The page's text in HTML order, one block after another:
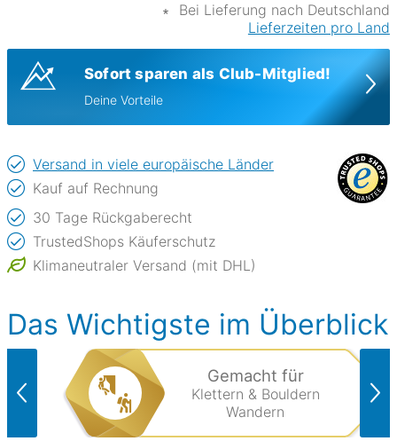
∗
Bei Lieferung nach Deutschland
Lieferzeiten pro Land
Sofort sparen als Club-Mitglied!
Deine Vorteile
Versand in viele europäische Länder
Kauf auf Rechnung
30 Tage Rückgaberecht
TrustedShops Käuferschutz
Klimaneutraler Versand (mit DHL)
Das Wichtigste im Überblick
Gemacht für
Klettern & Bouldern
Wandern